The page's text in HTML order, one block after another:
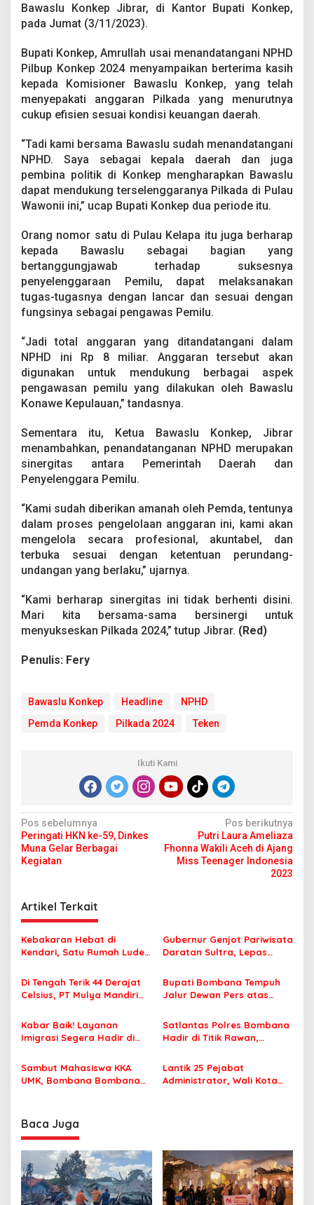
Bawaslu Konkep Jibrar, di Kantor Bupati Konkep,
pada Jumat (3/11/2023).
Bupati Konkep, Amrullah usai menandatangani NPHD
Pilbup Konkep 2024 menyampaikan berterima kasih
kepada Komisioner Bawaslu Konkep, yang telah
menyepakati anggaran Pilkada yang menurutnya
cukup efisien sesuai kondisi keuangan daerah.
“Tadi kami bersama Bawaslu sudah menandatangani
NPHD. Saya sebagai kepala daerah dan juga
pembina politik di Konkep mengharapkan Bawaslu
dapat mendukung terselenggaranya Pilkada di Pulau
Wawonii ini,” ucap Bupati Konkep dua periode itu.
Orang nomor satu di Pulau Kelapa itu juga berharap
kepada Bawaslu sebagai bagian yang
bertanggungjawab terhadap suksesnya
penyelenggaraan Pemilu, dapat melaksanakan
tugas-tugasnya dengan lancar dan sesuai dengan
fungsinya sebagai pengawas Pemilu.
“Jadi total anggaran yang ditandatangani dalam
NPHD ini Rp 8 miliar. Anggaran tersebut akan
digunakan untuk mendukung berbagai aspek
pengawasan pemilu yang dilakukan oleh Bawaslu
Konawe Kepulauan,” tandasnya.
Sementara itu, Ketua Bawaslu Konkep, Jibrar
menambahkan, penandatanganan NPHD merupakan
sinergitas antara Pemerintah Daerah dan
Penyelenggara Pemilu.
“Kami sudah diberikan amanah oleh Pemda, tentunya
dalam proses pengelolaan anggaran ini, kami akan
mengelola secara profesional, akuntabel, dan
terbuka sesuai dengan ketentuan perundang-
undangan yang berlaku,” ujarnya.
“Kami berharap sinergitas ini tidak berhenti disini.
Mari kita bersama-sama bersinergi untuk
menyukseskan Pilkada 2024,” tutup Jibrar. (Red)
Penulis: Fery
Bawaslu Konkep Headline
NPHD
Pemda Konkep
Pilkada 2024 Teken
Ikuti Kami
N
a
v
g
a
s
i
p
o
s
Pos sebelumnya
Peringati HKN ke-59, Dinkes
Muna Gelar Berbagai
Kegiatan
Pos berikutnya
Putri Laura Ameliaza
Fhonna Wakili Aceh di Ajang
Miss Teenager Indonesia
2023
Artikel Terkait
Kebakaran Hebat di
Kendari, Satu Rumah Ludes
Gubernur Genjot Pariwisata
Daratan Sultra, Lepas
Tiga Kabupaten Unggulan
Di Tengah Terik 44 Derajat
Celsius, PT Mulya Mandiri
Jamaah Tetap Sehat dan
Nyaman Beribadah
Bupati Bombana Tempuh
Jalur Dewan Pers atas
Korupsi Jembatan Cirauci II
Kabar Baik! Layanan
Imigrasi Segera Hadir di
Perlu Lagi ke Kendari
Satlantas Polres Bombana
Hadir di Titik Rawan,
Sekolah dengan Aman
Sambut Mahasiswa KKA
UMK, Bombana Bombana
Lantik 25 Pejabat
Administrator, Wali Kota
Baca Juga